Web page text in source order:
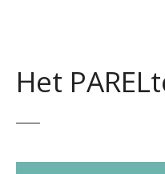
Het